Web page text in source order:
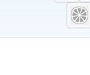
Важные
Навигация по